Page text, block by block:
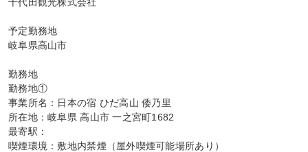
予定勤務地
岐阜県高山市
勤務地
勤務地①
事業所名：日本の宿 ひだ高山 倭乃里
所在地：岐阜県 高山市 一之宮町1682
最寄駅：
喫煙環境：敷地内禁煙（屋外喫煙可能場所あり）